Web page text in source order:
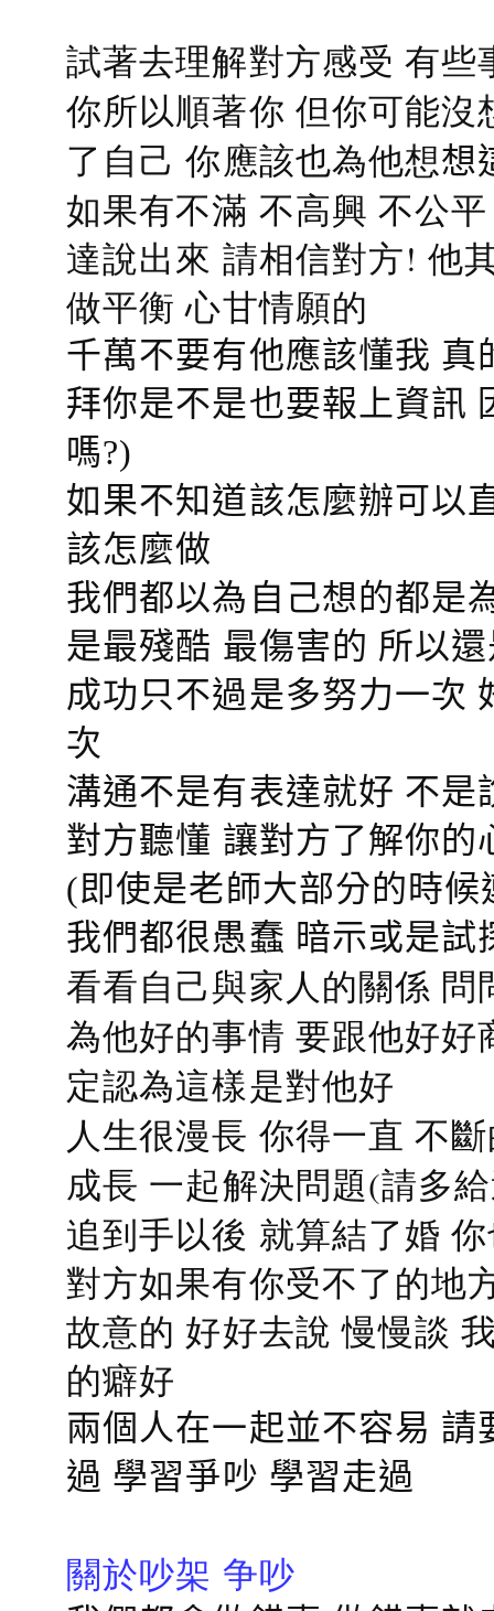
試著去理解對方感受 有
你所以順著你 但你可能
了自己 你應該也為他想想
如果有不滿 不高興 不公
達說出來 請相信對方! 他
做平衡 心甘情願的
千萬不要有他應該懂我
拜你是不是也要報上資訊
嗎?)
如果不知道該怎麼辦可以
該怎麼做
我們都以為自己想的都是
是最殘酷 最傷害的 所以
成功只不過是多努力一次
次
溝通不是有表達就好 不
對方聽懂 讓對方了解你
(即使是老師大部分的時候
我們都很愚蠢 暗示或是
看看自己與家人的關係
為他好的事情 要跟他好
定認為這樣是對他好
人生很漫長 你得一直 不
成長 一起解決問題(請多
追到手以後 就算結了婚
對方如果有你受不了的地
故意的 好好去說 慢慢談
的癖好
兩個人在一起並不容易
過 學習爭吵 學習走過
關於吵架 争吵